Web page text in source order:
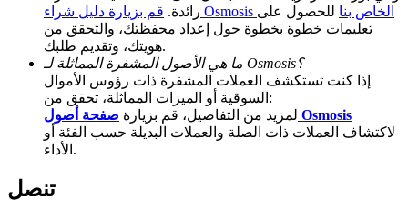
Deposit CASHCAT & Win
Share 500000 CASHCAT prize pool
Exclusive for BitMart Users
Register & Trade to Win 500,000 USDT
رائدة.
قم بزيارة دليل شراء Osmosis الخاص بنا للحصول على
تعليمات خطوة بخطوة حول إعداد محفظتك، والتحقق من
هويتك، وتقديم طلبك.
ما هي الأصول المشفرة المماثلة لـ Osmosis؟
إذا كنت تستكشف العملات المشفرة ذات رؤوس الأموال
السوقية أو الميزات المماثلة، تحقق من:
لمزيد من التفاصيل، قم بزيارة صفحة أصول Osmosis
لاكتشاف العملات ذات الصلة والعملات البديلة حسب الفئة أو
الأداء.
تنصل